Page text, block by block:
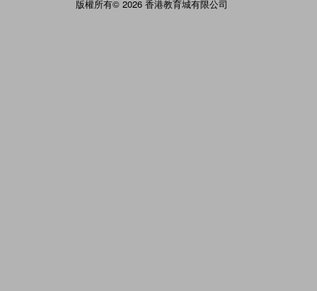
版權所有© 2026 香港教育城有限公司